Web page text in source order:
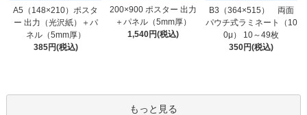
A5（148×210）ポスタ
ー 出力（光沢紙）＋パ
ネル（5mm厚）
385円(税込)
200×900 ポスター 出力
＋パネル（5mm厚）
1,540円(税込)
B3（364×515） 両面
パウチ式ラミネート（10
0μ） 10～49枚
350円(税込)
もっと見る